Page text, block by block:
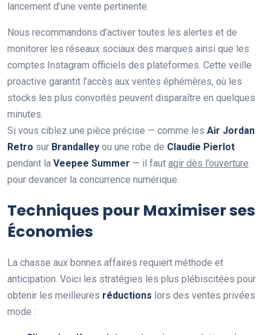
lancement d’une vente pertinente.
Nous recommandons d’activer toutes les alertes et de
monitorer les réseaux sociaux des marques ainsi que les
comptes Instagram officiels des plateformes. Cette veille
proactive garantit l’accès aux ventes éphémères, où les
stocks les plus convoités peuvent disparaître en quelques
minutes.
Si vous ciblez une pièce précise — comme les Air Jordan
Retro sur Brandalley ou une robe de Claudie Pierlot
pendant la Veepee Summer — il faut agir dès l’ouverture
pour devancer la concurrence numérique.
Techniques pour Maximiser ses
Économies
La chasse aux bonnes affaires requiert méthode et
anticipation. Voici les stratégies les plus plébiscitées pour
obtenir les meilleures réductions lors des ventes privées
mode :